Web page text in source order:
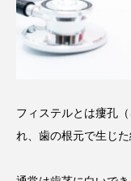
フィステルとは瘻孔
れ、歯の根元で生じ